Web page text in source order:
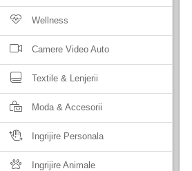
Wellness
Camere Video Auto
Textile & Lenjerii
Moda & Accesorii
Ingrijire Personala
Ingrijire Animale